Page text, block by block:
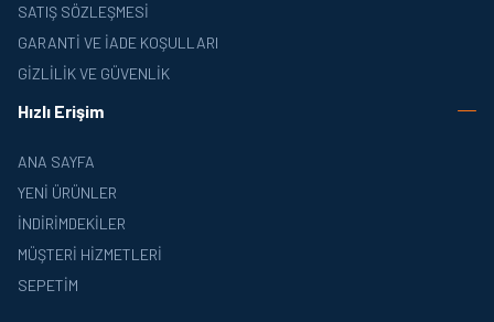
SATIŞ SÖZLEŞMESI
GARANTI VE İADE KOŞULLARI
GIZLILIK VE GÜVENLIK
Hızlı Erişim
ANA SAYFA
YENI ÜRÜNLER
İNDIRIMDEKILER
MÜŞTERI HIZMETLERI
SEPETIM